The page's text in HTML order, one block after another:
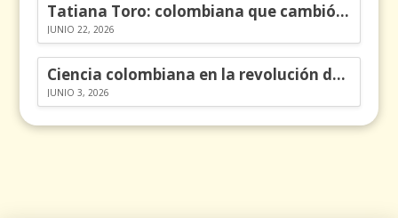
Tatiana Toro: colombiana que cambió la historia de las matemáticas
JUNIO 22, 2026
Ciencia colombiana en la revolución de los órganos en chips
JUNIO 3, 2026